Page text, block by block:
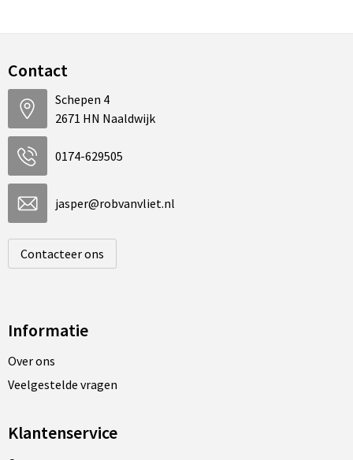
Contact
Schepen 4
2671 HN Naaldwijk
0174-629505
jasper@robvanvliet.nl
Contacteer ons
Informatie
Over ons
Veelgestelde vragen
Klantenservice